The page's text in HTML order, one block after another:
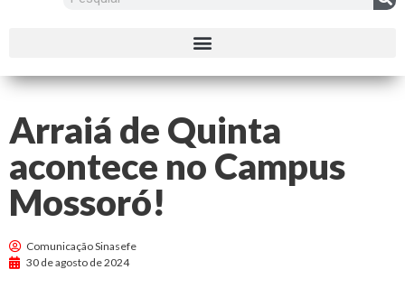
Arraiá de Quinta
acontece no Campus
Mossoró!
Comunicação Sinasefe
30 de agosto de 2024